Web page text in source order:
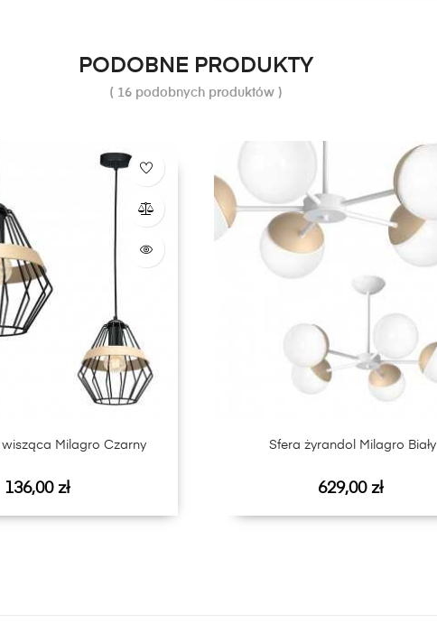
PODOBNE PRODUKTY
( 16 podobnych produktów )
Milagro Czarny
Cena
136,00 zł
Sfera żyrandol Milagro Biały
Cena
629,00 zł